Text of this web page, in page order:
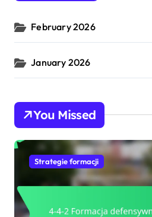
February 2026
January 2026
You Missed
Strategie formacji